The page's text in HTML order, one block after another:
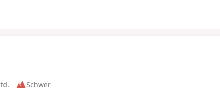
Schwer